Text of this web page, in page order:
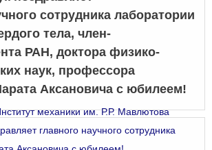
сотрудника лаборатории
тела, член-
РАН, доктора физико-
наук, профессора
Аксановича с юбилеем!
механики им. Р.Р. Мавлютова
главного научного сотрудника